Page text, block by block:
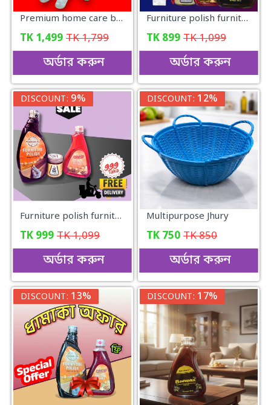
Premium home care box for women
TK 1,499 TK1,799
অর্ডার করুন
Furniture polish furniture polish combo package
TK 899 TK1,099
অর্ডার করুন
DISCOUNT: 9%
Furniture polish furniture cleaner and furniture repair
TK 999 TK1,099
অর্ডার করুন
DISCOUNT: 12%
Multipurpose Jhury
TK 750 TK850
অর্ডার করুন
DISCOUNT: 13% DISCOUNT: 17%